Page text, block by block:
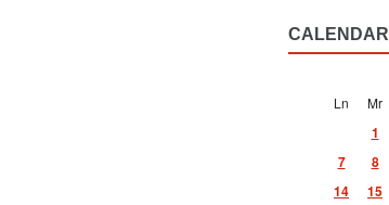
CALENDAR
Ln
Mr
1
7
8
14
15